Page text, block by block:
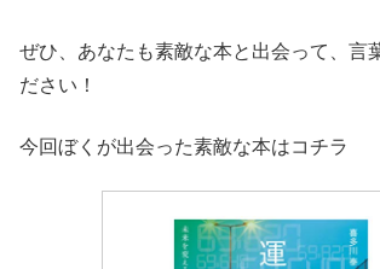
ぜひ、あなたも素敵な本と出会って、言
ださい！
今回ぼくが出会った素敵な本はコチラ